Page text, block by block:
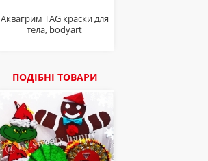
Аквагрим TAG краски для
тела, bodyart
ПОДІБНІ ТОВАРИ